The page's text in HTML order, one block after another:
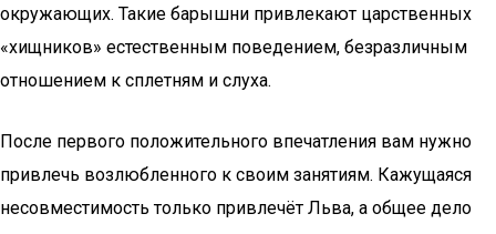
окружающих. Такие барышни привлекают царственных
«хищников» естественным поведением, безразличным
отношением к сплетням и слуха.
После первого положительного впечатления вам нужно
привлечь возлюбленного к своим занятиям. Кажущаяся
несовместимость только привлечёт Льва, а общее дело